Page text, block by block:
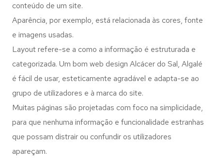
conteúdo de um site.
Aparência, por exemplo, está relacionada às cores, fonte
e imagens usadas.
Layout refere-se a como a informação é estruturada e
categorizada. Um bom web design Alcácer do Sal, Algalé
é fácil de usar, esteticamente agradável e adapta-se ao
grupo de utilizadores e à marca do site.
Muitas páginas são projetadas com foco na simplicidade,
para que nenhuma informação e funcionalidade estranhas
que possam distrair ou confundir os utilizadores
apareçam.